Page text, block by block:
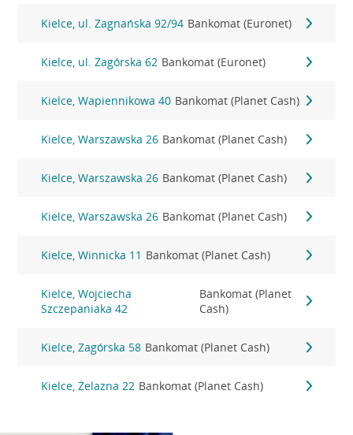
Kielce, ul. Zagnańska 92/94 Bankomat (Euronet)
Kielce, ul. Zagórska 62 Bankomat (Euronet)
Kielce, Wapiennikowa 40 Bankomat (Planet Cash)
Kielce, Warszawska 26 Bankomat (Planet Cash)
Kielce, Warszawska 26 Bankomat (Planet Cash)
Kielce, Warszawska 26 Bankomat (Planet Cash)
Kielce, Winnicka 11 Bankomat (Planet Cash)
Kielce, Wojciecha
Szczepaniaka 42
Bankomat (Planet
Cash)
Kielce, Zagórska 58 Bankomat (Planet Cash)
Kielce, Żelazna 22 Bankomat (Planet Cash)